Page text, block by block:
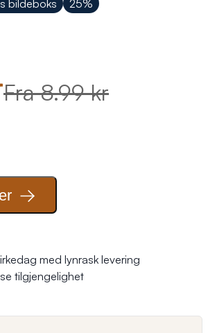
bildeboks 25%
Fra 8.99 kr
med lynrask levering
tilgjengelighet